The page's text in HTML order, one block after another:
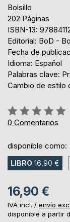
Bolsillo
202 Páginas
ISBN-13:
Editorial: BoD -
Fecha de
Idioma: Español
Palabras clave:
Cambio de estilo
Rating:
0%
0 Comentarios
disponible como:
LIBRO 16,90 €
16,90 €
IVA incl. / envío
disponible a partir